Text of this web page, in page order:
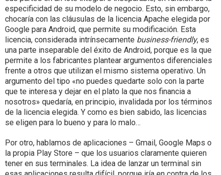
especificidad de su modelo de negocio. Esto, sin embargo,
chocaría con las cláusulas de la licencia Apache elegida por
Google para Android, que permite su modificación. Esta
licencia, considerada intrínsecamente business-friendly, es
una parte inseparable del éxito de Android, porque es la que
permite a los fabricantes plantear argumentos diferenciales
frente a otros que utilizan el mismo sistema operativo. Un
argumento del tipo «no puedes quedarte solo con la parte
que te interesa y dejar en el plato la que nos financia a
nosotros» quedaría, en principio, invalidada por los términos
de la licencia elegida. Y como es bien sabido, las licencias
se eligen para lo bueno y para lo malo…
Por otro, hablamos de aplicaciones – Gmail, Google Maps o
la propia Play Store – que los usuarios claramente quieren
tener en sus terminales. La idea de lanzar un terminal sin